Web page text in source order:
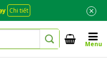
Chi tiết ×
Menu